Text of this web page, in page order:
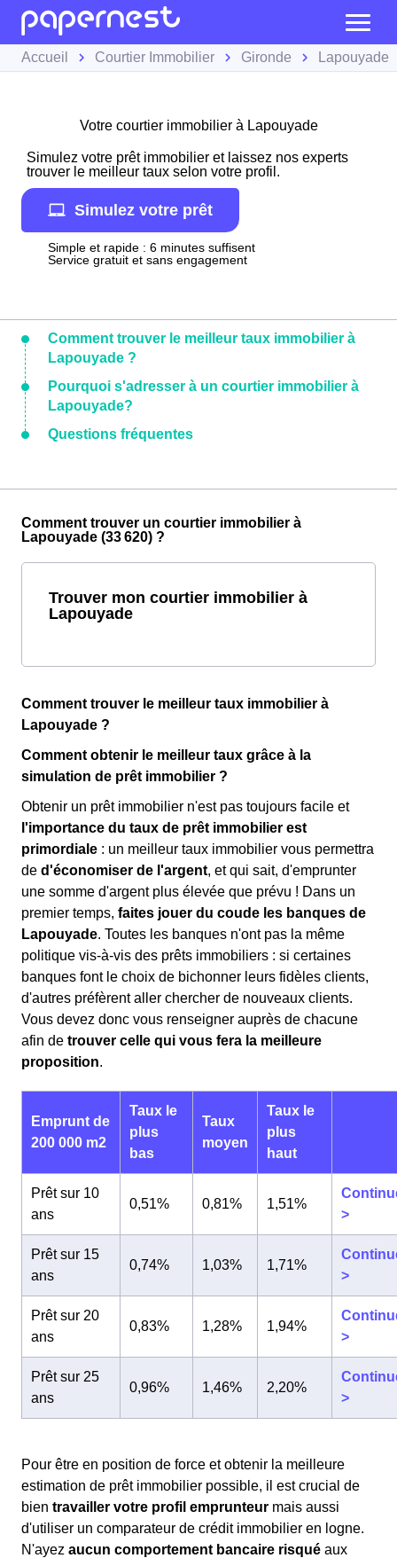
Accueil Courtier Immobilier Gironde Lapouyade
Votre courtier immobilier à Lapouyade
Simulez votre prêt immobilier et laissez nos experts
trouver le meilleur taux selon votre profil.
Simulez votre prêt
Simple et rapide : 6 minutes suffisent
Service gratuit et sans engagement
Comment trouver le meilleur taux immobilier à
Lapouyade ?
Pourquoi s'adresser à un courtier immobilier à
Lapouyade?
Questions fréquentes
Comment trouver un courtier immobilier à
Lapouyade (33 620) ?
Trouver mon courtier immobilier à
Lapouyade
Comment trouver le meilleur taux immobilier à
Lapouyade ?
Comment obtenir le meilleur taux grâce à la
simulation de prêt immobilier ?
Obtenir un prêt immobilier n'est pas toujours facile et
l'importance du taux de prêt immobilier est
primordiale : un meilleur taux immobilier vous permettra
de d'économiser de l'argent, et qui sait, d'emprunter
une somme d'argent plus élevée que prévu ! Dans un
premier temps, faites jouer du coude les banques de
Lapouyade. Toutes les banques n'ont pas la même
politique vis-à-vis des prêts immobiliers : si certaines
banques font le choix de bichonner leurs fidèles clients,
d'autres préfèrent aller chercher de nouveaux clients.
Vous devez donc vous renseigner auprès de chacune
afin de trouver celle qui vous fera la meilleure
proposition.
Emprunt de
200 000 m2
Taux le
plus
bas
Taux
moyen
Taux le
plus
haut
Prêt sur 10
ans
0,51% 0,81% 1,51%
>
Prêt sur 15
ans
0,74% 1,03% 1,71%
>
Prêt sur 20
ans
0,83% 1,28% 1,94%
>
Prêt sur 25
ans
0,96% 1,46% 2,20%
>
Pour être en position de force et obtenir la meilleure
estimation de prêt immobilier possible, il est crucial de
bien travailler votre profil emprunteur mais aussi
d'utiliser un comparateur de crédit immobilier en logne.
N'ayez aucun comportement bancaire risqué aux